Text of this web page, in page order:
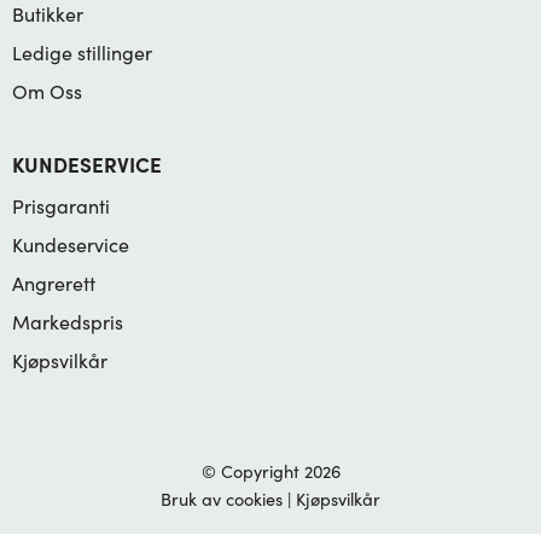
Butikker
Ledige stillinger
Om Oss
KUNDESERVICE
Prisgaranti
Kundeservice
Angrerett
Markedspris
Kjøpsvilkår
© Copyright 2026
Bruk av cookies | Kjøpsvilkår